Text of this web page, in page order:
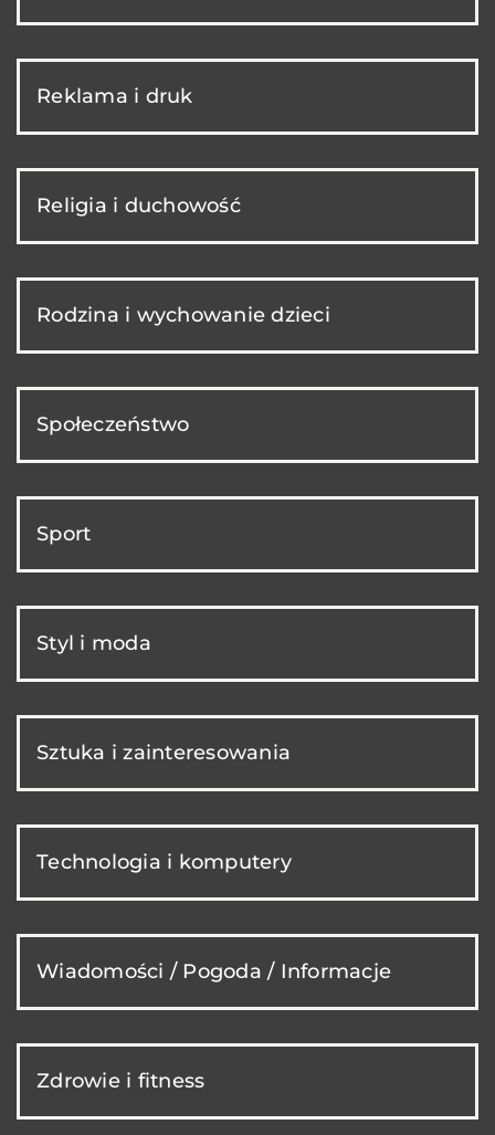
Reklama i druk
Religia i duchowość
Rodzina i wychowanie dzieci
Społeczeństwo
Sport
Styl i moda
Sztuka i zainteresowania
Technologia i komputery
Wiadomości / Pogoda / Informacje
Zdrowie i fitness